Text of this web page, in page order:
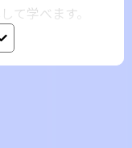
て学べます。